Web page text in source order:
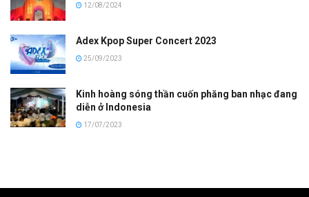
12/08/2024
Adex Kpop Super Concert 2023
25/09/2023
Kinh hoàng sóng thần cuốn phăng ban nhạc đang
diễn ở Indonesia
17/07/2023